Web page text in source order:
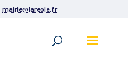
mairie@lareole.fr